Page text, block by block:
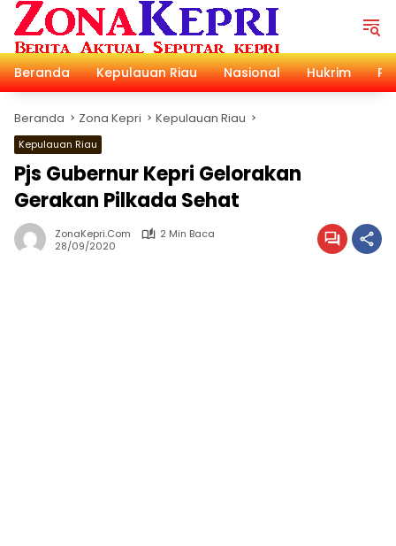
Langsung
konten
Beranda
Kepulauan Riau Nasional Hukrim
Beranda Zona Kepri Kepulauan Riau
Kepulauan Riau
Pjs Gubernur Kepri Gelorakan
Gerakan Pilkada Sehat
ZonaKepri.com
2 Min Baca
28/09/2020